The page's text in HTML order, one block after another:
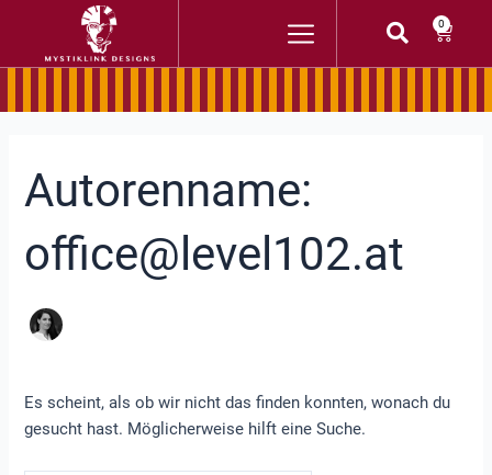
springen
0
Autorenname:
office@level102.at
Es scheint, als ob wir nicht das finden konnten, wonach du
gesucht hast. Möglicherweise hilft eine Suche.